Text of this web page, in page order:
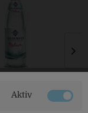
Aktiv